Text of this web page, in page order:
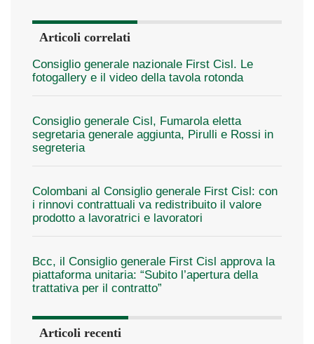
Articoli correlati
Consiglio generale nazionale First Cisl. Le
fotogallery e il video della tavola rotonda
Consiglio generale Cisl, Fumarola eletta
segretaria generale aggiunta, Pirulli e Rossi in
segreteria
Colombani al Consiglio generale First Cisl: con
i rinnovi contrattuali va redistribuito il valore
prodotto a lavoratrici e lavoratori
Bcc, il Consiglio generale First Cisl approva la
piattaforma unitaria: “Subito l’apertura della
trattativa per il contratto”
Articoli recenti